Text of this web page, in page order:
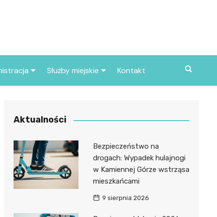
miasta
Służby miejskie
Policja
Kontakt
Aktualności
Bezpieczeństwo na
drogach: Wypadek hulajnogi
w Kamiennej Górze wstrząsa
mieszkańcami
9 sierpnia 2026